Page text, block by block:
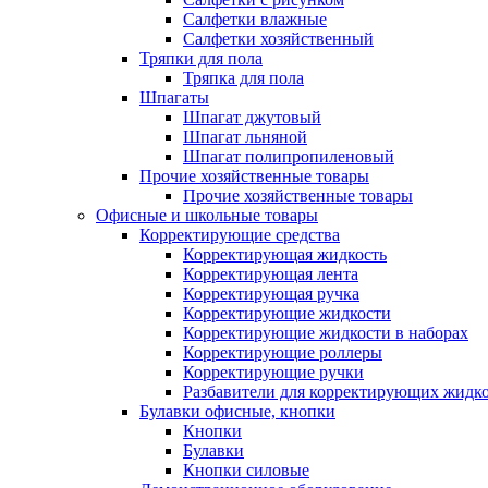
Салфетки влажные
Салфетки хозяйственный
Тряпки для пола
Тряпка для пола
Шпагаты
Шпагат джутовый
Шпагат льняной
Шпагат полипропиленовый
Прочие хозяйственные товары
Прочие хозяйственные товары
Офисные и школьные товары
Корректирующие средства
Корректирующая жидкость
Корректирующая лента
Корректирующая ручка
Корректирующие жидкости
Корректирующие жидкости в наборах
Корректирующие роллеры
Корректирующие ручки
Разбавители для корректирующих
Булавки офисные, кнопки
Кнопки
Булавки
Кнопки силовые